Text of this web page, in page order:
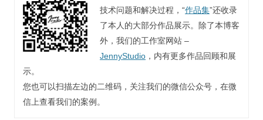
技术问题和解决过程，“作品集”还收录
了本人的大部分作品展示。除了本博客
外，我们的工作室网站 –
JennyStudio ，内有更多作品回顾和展
示。
您也可以扫描左边的二维码，关注我们的微信公众号，在微
信上查看我们的案例。